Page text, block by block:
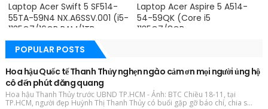
Laptop Acer Swift 5 SF514-
55TA-59N4 NX.A6SSV.001 (i5-
1135G7/16GB RAM/1TB
SSD/14″FHD_Touch/Win10/Xa
nh) – Hàng chính hãng
Laptop Acer Aspire 5 A514-
54-59QK (Core i5
1135G7/8GB
POPULAR POSTS
Hoa hậu Quốc tế Thanh Thủy nghẹn ngào cảm ơn mọi người ủng hộ
cô đến phút đăng quang
Hoa hậu Thanh Thủy trước UBND TP.HCM - Ảnh: BTC Chiều 18-11, tại
TP.HCM, người đẹp Huỳnh Thị Thanh Thủy có buổi gặp gỡ báo chí, chia s...